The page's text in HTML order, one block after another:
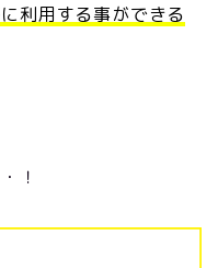
利用する事ができる
！